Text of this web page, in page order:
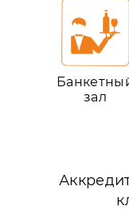
зал